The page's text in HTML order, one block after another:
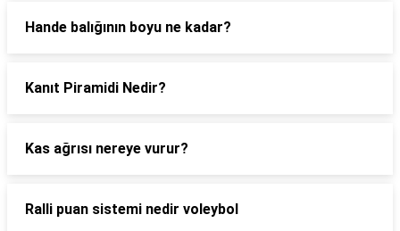
Hande balığının boyu ne kadar?
Kanıt Piramidi Nedir?
Kas ağrısı nereye vurur?
Ralli puan sistemi nedir voleybol